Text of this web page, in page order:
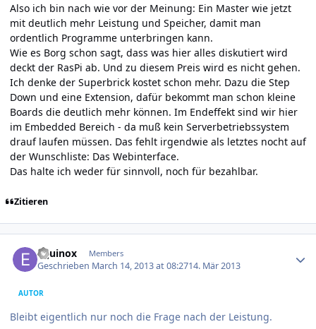
Also ich bin nach wie vor der Meinung: Ein Master wie jetzt
mit deutlich mehr Leistung und Speicher, damit man
ordentlich Programme unterbringen kann.
Wie es Borg schon sagt, dass was hier alles diskutiert wird
deckt der RasPi ab. Und zu diesem Preis wird es nicht gehen.
Ich denke der Superbrick kostet schon mehr. Dazu die Step
Down und eine Extension, dafür bekommt man schon kleine
Boards die deutlich mehr können. Im Endeffekt sind wir hier
im Embedded Bereich - da muß kein Serverbetriebssystem
drauf laufen müssen. Das fehlt irgendwie als letztes nocht auf
der Wunschliste: Das Webinterface.
Das halte ich weder für sinnvoll, noch für bezahlbar.
Zitieren
Equinox Members
Geschrieben March 14, 2013 at 08:2714. Mär 2013
AUTOR
Bleibt eigentlich nur noch die Frage nach der Leistung.